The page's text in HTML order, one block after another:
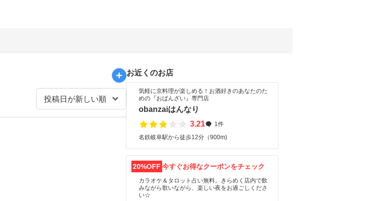
お近くのお店
気軽に京料理が楽しめる！お酒好きのあなたのた
めの『おばんざい』専門店
obanzaiはんなり
3.21
1件
名鉄岐阜駅から徒歩12分（900m)
20%OFF 今すぐお得なクーポンをチェック
カラオケ＆タロット占い無料。きらめく店内で飲
みながら歌いながら、楽しい夜をお過ごしくださ
い☆